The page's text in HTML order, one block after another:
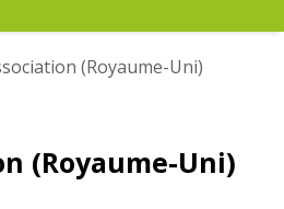
(Royaume-Uni)
(Royaume-Uni)